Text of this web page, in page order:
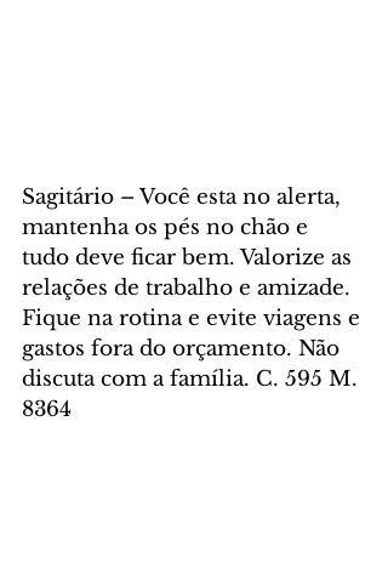
Sagitário – Você esta no alerta,
mantenha os pés no chão e
tudo deve ficar bem. Valorize as
relações de trabalho e amizade.
Fique na rotina e evite viagens e
gastos fora do orçamento. Não
discuta com a família. C. 595 M.
8364